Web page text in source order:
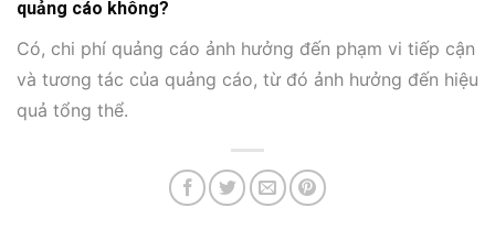
quảng cáo không?
Có, chi phí quảng cáo ảnh hưởng đến phạm vi tiếp cận
và tương tác của quảng cáo, từ đó ảnh hưởng đến hiệu
quả tổng thể.